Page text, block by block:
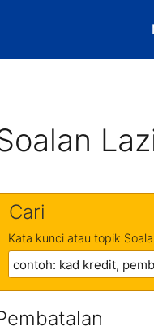
Cari
Kata kunci atau topik